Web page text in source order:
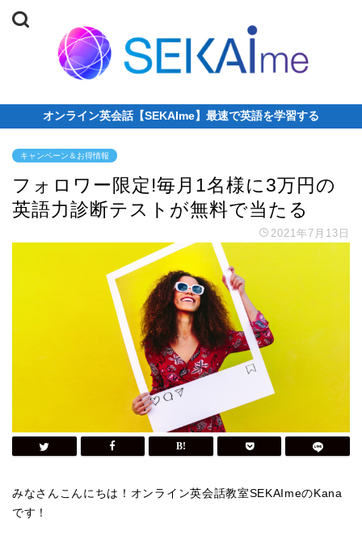
オンライン英会話【SEKAIme】最速で英語を学習する
キャンペーン＆お得情報
フォロワー限定!毎月1名様に3万円の
英語力診断テストが無料で当たる
2021年7月13日
みなさんこんにちは！オンライン英会話教室SEKAImeのKana
です！